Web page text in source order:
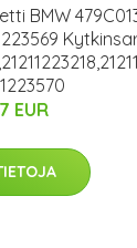
BMW
EUR